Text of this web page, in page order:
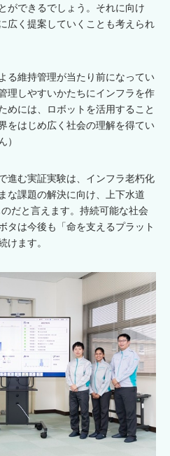
ができるでしょう。それに向け
広く提案していくことも考えられ
る維持管理が当たり前になってい
理しやすいかたちにインフラを作
めには、ロボットを活用すること
をはじめ広く社会の理解を得てい
）
進む実証実験は、インフラ老朽化
な課題の解決に向け、上下水道
だと言えます。持続可能な社会
タは今後も「命を支えるプラット
けます。